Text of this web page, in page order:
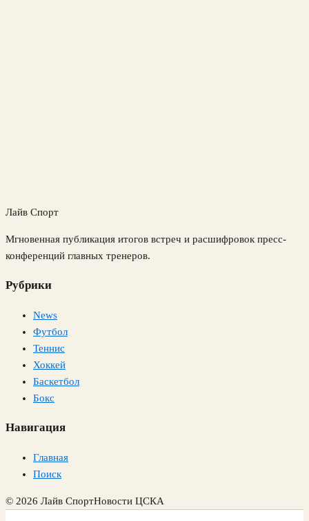
Лайв Спорт
Мгновенная публикация итогов встреч и расшифровок пресс-
конференций главных тренеров.
Рубрики
News
Футбол
Теннис
Хоккей
Баскетбол
Бокс
Навигация
Главная
Поиск
© 2026 Лайв СпортНовости ЦСКА